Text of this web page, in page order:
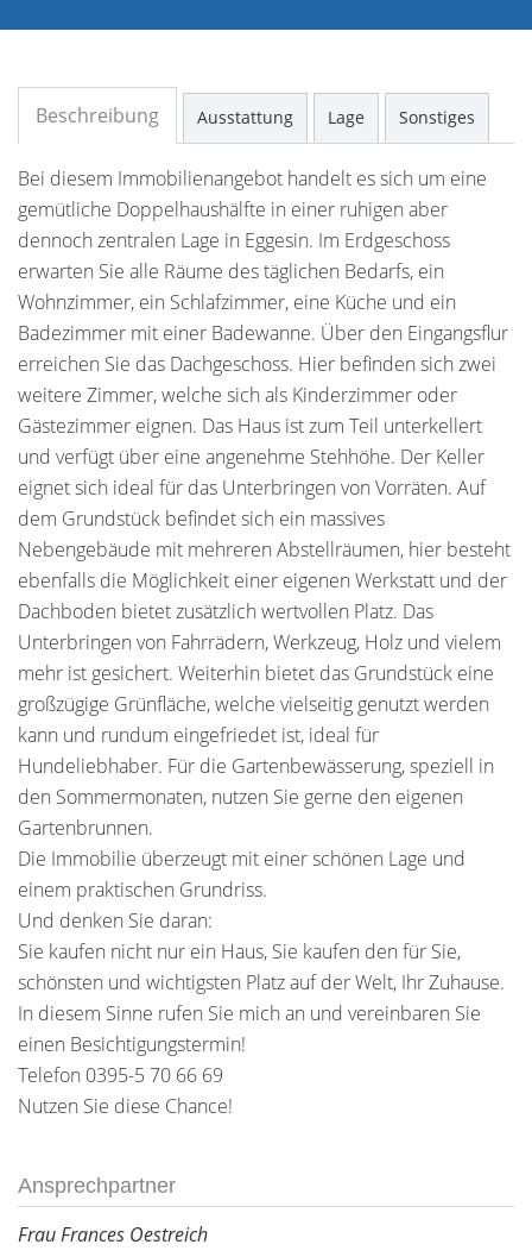
Beschreibung Ausstattung Lage Sonstiges
Bei diesem Immobilienangebot handelt es sich um eine
gemütliche Doppelhaushälfte in einer ruhigen aber
dennoch zentralen Lage in Eggesin. Im Erdgeschoss
erwarten Sie alle Räume des täglichen Bedarfs, ein
Wohnzimmer, ein Schlafzimmer, eine Küche und ein
Badezimmer mit einer Badewanne. Über den Eingangsflur
erreichen Sie das Dachgeschoss. Hier befinden sich zwei
weitere Zimmer, welche sich als Kinderzimmer oder
Gästezimmer eignen. Das Haus ist zum Teil unterkellert
und verfügt über eine angenehme Stehhöhe. Der Keller
eignet sich ideal für das Unterbringen von Vorräten. Auf
dem Grundstück befindet sich ein massives
Nebengebäude mit mehreren Abstellräumen, hier besteht
ebenfalls die Möglichkeit einer eigenen Werkstatt und der
Dachboden bietet zusätzlich wertvollen Platz. Das
Unterbringen von Fahrrädern, Werkzeug, Holz und vielem
mehr ist gesichert. Weiterhin bietet das Grundstück eine
großzügige Grünfläche, welche vielseitig genutzt werden
kann und rundum eingefriedet ist, ideal für
Hundeliebhaber. Für die Gartenbewässerung, speziell in
den Sommermonaten, nutzen Sie gerne den eigenen
Gartenbrunnen.
Die Immobilie überzeugt mit einer schönen Lage und
einem praktischen Grundriss.
Und denken Sie daran:
Sie kaufen nicht nur ein Haus, Sie kaufen den für Sie,
schönsten und wichtigsten Platz auf der Welt, Ihr Zuhause.
In diesem Sinne rufen Sie mich an und vereinbaren Sie
einen Besichtigungstermin!
Telefon 0395-5 70 66 69
Nutzen Sie diese Chance!
Ansprechpartner
Frau Frances Oestreich